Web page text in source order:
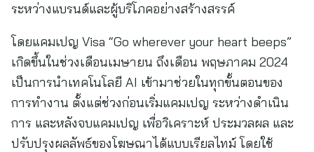
ระหว่างแบรนด์และผู้บริโภคอย่างสร้างสรรค์
โดยแคมเปญ Visa “Go wherever your heart beeps”
เกิดขึ้นในช่วงเดือนเมษายน ถึงเดือน พฤษภาคม 2024
เป็นการนำเทคโนโลยี AI เข้ามาช่วยในทุกขั้นตอนของ
การทำงาน ตั้งแต่ช่วงก่อนเริ่มแคมเปญ ระหว่างดำเนิน
การ และหลังจบแคมเปญ เพื่อวิเคราะห์ ประมวลผล และ
ปรับปรุงผลลัพธ์ของโฆษณาได้แบบเรียลไทม์ โดยใช้